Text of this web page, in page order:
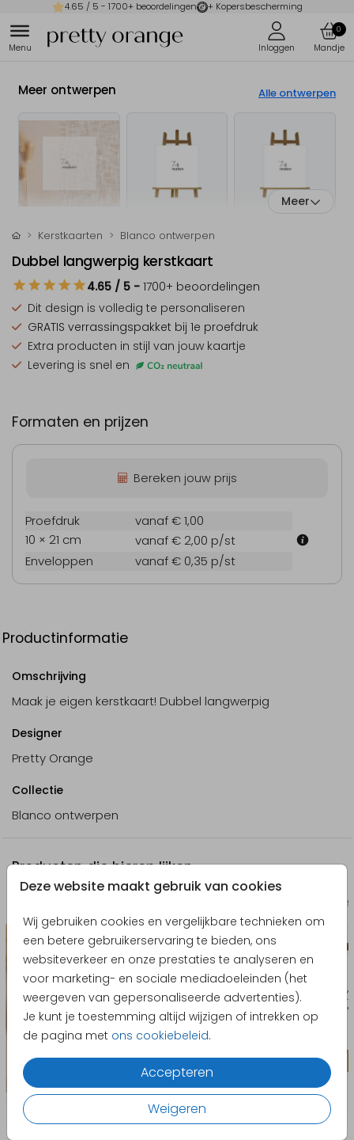
4.65 / 5 - 1700+ beoordelingen + Kopersbescherming
0
Deze website maakt gebruik van cookies
Wij gebruiken cookies en vergelijkbare technieken om
een betere gebruikerservaring te bieden, ons
websiteverkeer en onze prestaties te analyseren en
voor marketing- en sociale mediadoeleinden (het
weergeven van gepersonaliseerde advertenties).
Je kunt je toestemming altijd wijzigen of intrekken op
de pagina met ons cookiebeleid.
Accepteren
Weigeren
Meer ontwerpen Alle ontwerpen
Meer
Kerstkaarten Blanco ontwerpen
Dubbel langwerpig kerstkaart
4.65 / 5 - 1700+ beoordelingen
Dit design is volledig te personaliseren
GRATIS verrassingspakket bij 1e proefdruk
Extra producten in stijl van jouw kaartje
Levering is snel en
Formaten en prijzen
Bereken jouw prijs
Proefdruk
vanaf € 1,00
10 × 21 cm
vanaf € 2,00 p/st
Enveloppen
vanaf € 0,35 p/st
Productinformatie
Omschrijving
Maak je eigen kerstkaart! Dubbel langwerpig
Designer
Pretty Orange
Collectie
Blanco ontwerpen
Producten die hierop lijken